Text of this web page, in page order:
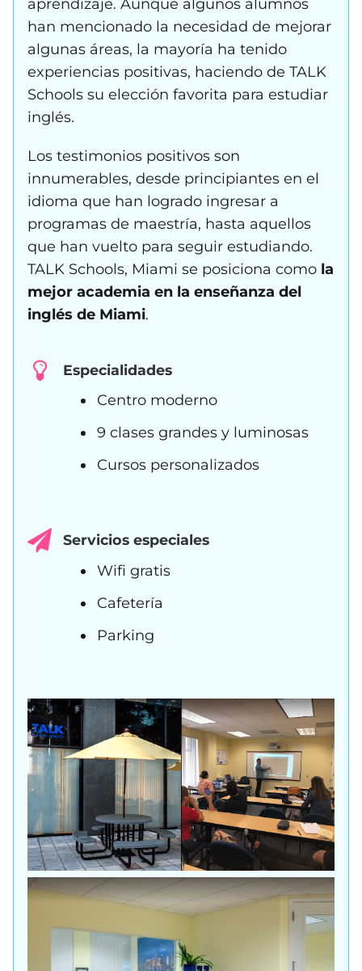
aprendizaje. Aunque algunos alumnos
han mencionado la necesidad de mejorar
algunas áreas, la mayoría ha tenido
experiencias positivas, haciendo de TALK
Schools su elección favorita para estudiar
inglés.
Los testimonios positivos son
innumerables, desde principiantes en el
idioma que han logrado ingresar a
programas de maestría, hasta aquellos
que han vuelto para seguir estudiando.
TALK Schools, Miami se posiciona como la
mejor academia en la enseñanza del
inglés de Miami.
Especialidades
Centro moderno
9 clases grandes y luminosas
Cursos personalizados
Servicios especiales
Wifi gratis
Cafetería
Parking